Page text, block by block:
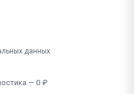
данных
— 0 ₽